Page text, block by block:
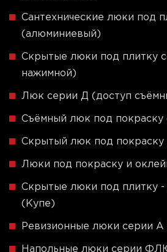
Сантехнические люки под
(алюминиевый)
Скрытые люки под плитку
нажимной)
Люк серии Д (доступ
Съёмный люк под покраску
Скрытый люк под
Люки под покраску и
Скрытые люки под плитку
(Купе)
Ревизионные люки серии A
Напольные люки серии